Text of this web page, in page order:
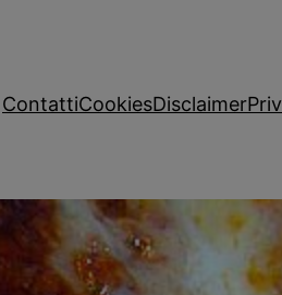
ContattiCookiesDisclaimer